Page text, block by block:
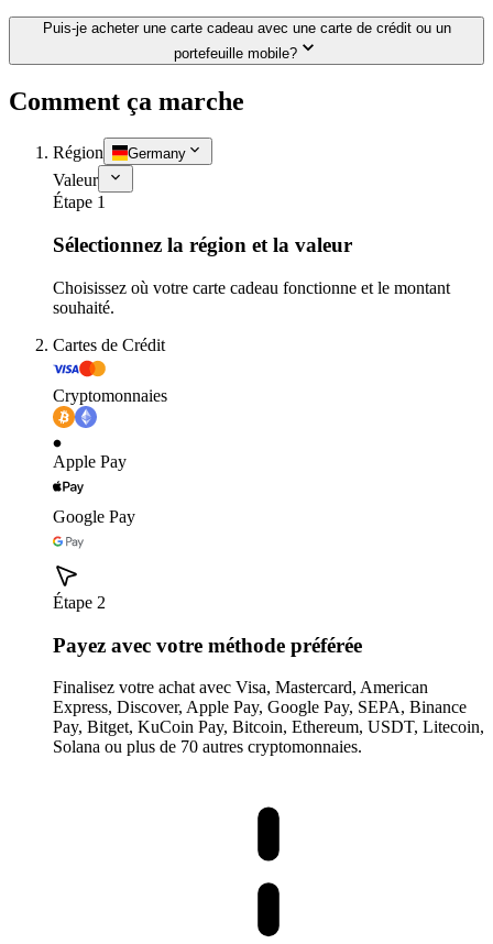
Puis-je acheter une carte cadeau avec une carte de crédit ou un
portefeuille mobile?
Comment ça marche
Région Germany
Valeur
Étape 1
Sélectionnez la région et la valeur
Choisissez où votre carte cadeau fonctionne et le montant
souhaité.
Cartes de Crédit
Cryptomonnaies
Apple Pay
Google Pay
Étape 2
Payez avec votre méthode préférée
Finalisez votre achat avec Visa, Mastercard, American
Express, Discover, Apple Pay, Google Pay, SEPA, Binance
Pay, Bitget, KuCoin Pay, Bitcoin, Ethereum, USDT, Litecoin,
Solana ou plus de 70 autres cryptomonnaies.